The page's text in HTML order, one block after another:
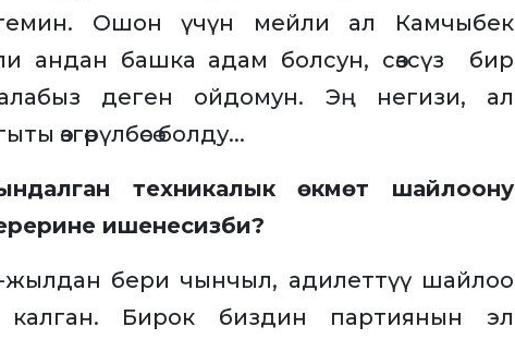
Ошон үчүн мейли ал Камчыбек
андан башка адам болсун, сөзсүз бир
деген ойдомун. Эң негизи, ал
өзгөрүлбөсө болду...
техникалык өкмөт шайлоону
ишенесизби?
бери чынчыл, адилеттүү шайлоо
калган. Бирок биздин партиянын эл